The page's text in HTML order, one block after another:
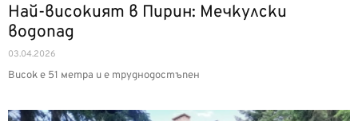
Най-високият в Пирин: Мечкулски
водопад
03.04.2026
Висок е 51 метра и е труднодостъпен